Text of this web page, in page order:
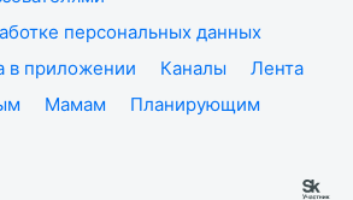
персональных данных
в приложении Каналы
Лента
Мамам
Планирующим